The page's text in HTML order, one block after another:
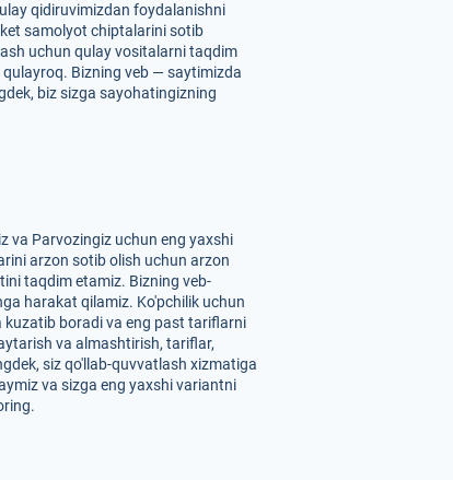
qidiruvimizdan foydalanishni
samolyot chiptalarini sotib
uchun qulay vositalarni taqdim
Bizning veb — saytimizda
biz sizga sayohatingizning
va Parvozingiz uchun eng yaxshi
arzon sotib olish uchun arzon
taqdim etamiz. Bizning veb-
harakat qilamiz. Ko'pchilik uchun
boradi va eng past tariflarni
va almashtirish, tariflar,
siz qo'llab-quvvatlash xizmatiga
va sizga eng yaxshi variantni